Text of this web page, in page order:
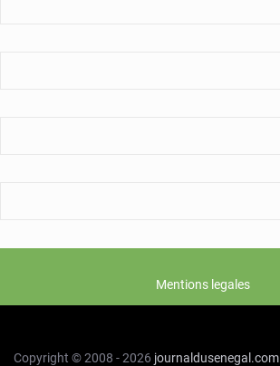
Mentions legales
Copyright © 2008 - 2026 journaldusenegal.com